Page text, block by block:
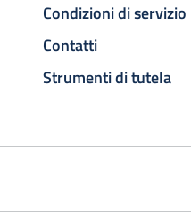
Condizioni di servizio
Contatti
Strumenti di tutela